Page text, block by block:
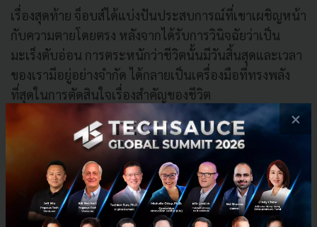
เรื่องสุดท้าย จ็อบส์ได้แบ่งปันประสบการณ์ที่เขาเผชิญหน้า
กับความตายโดยตรง หลังจากได้รับการวินิจฉัยว่าเป็น
มะเร็งตับอ่อน การตระหนักว่าชีวิตนั้นมีวันสิ้นสุดและเวลา
ของเรามีอยู่อย่างจำกัด ได้กลายเป็นเครื่องมือที่ทรงพลัง
ที่สุดในการตัดสินใจเรื่องสำคัญของชีวิต
เขาเล่าว่า การระลึกถึงความตายอยู่เสมอช่วยขจัดสิ่งที่ไม่
จำเป็นออกไป ทั้งความคาดหวังจากคนอื่น ความหยิ่งทะนง
ความกลัวที่จะล้มเหลวหรืออับอาย เพราะเมื่อเทียบกับ
ความตายแล้ว สิ่งเหล่านี้ล้วนเป็นเรื่องเล็กน้อย เหลือไว้
เพียงสิ่งที่สำคัญอย่างแท้จริงเท่านั้น นั่นคือการทำตามเสียง
×